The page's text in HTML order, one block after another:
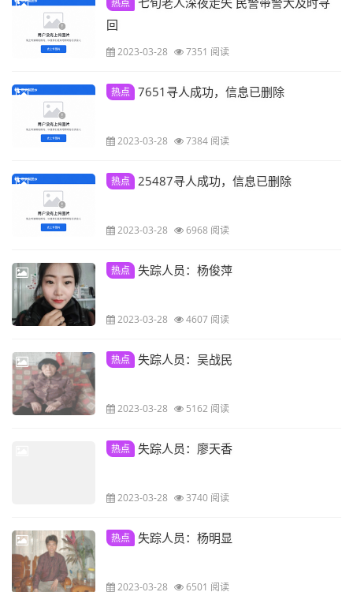
热点
回
2023-03-28 7351 阅读
热点 7651寻人成功，信息已删除
2023-03-28 7384 阅读
热点 25487寻人成功，信息已删除
2023-03-28 6968 阅读
热点 失踪人员：杨俊萍
2023-03-28 4607 阅读
热点 失踪人员：吴战民
2023-03-28 5162 阅读
热点 失踪人员：廖天香
2023-03-28 3740 阅读
热点 失踪人员：杨明显
2023-03-28 6501 阅读